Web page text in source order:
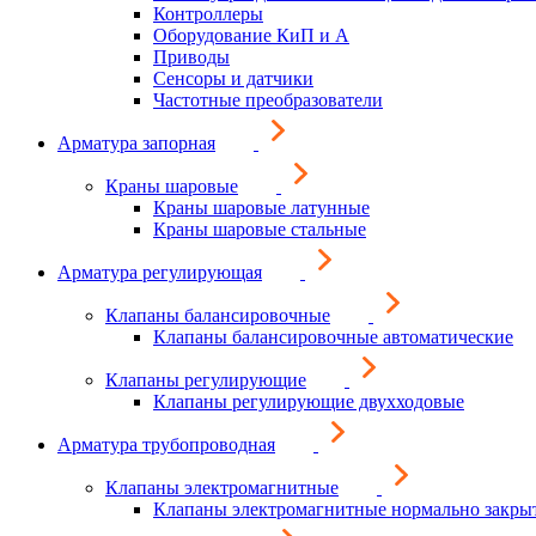
Контроллеры
Оборудование КиП и А
Приводы
Сенсоры и датчики
Частотные преобразователи
Арматура запорная
Краны шаровые
Краны шаровые латунные
Краны шаровые стальные
Арматура регулирующая
Клапаны балансировочные
Клапаны балансировочные автоматические
Клапаны регулирующие
Клапаны регулирующие двухходовые
Арматура трубопроводная
Клапаны электромагнитные
Клапаны электромагнитные нормально